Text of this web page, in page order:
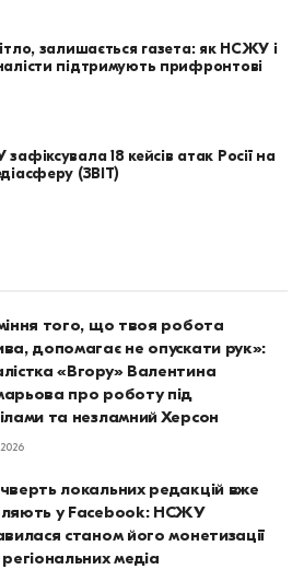
залишається газета: як НСЖУ і
підтримують прифронтові
18 кейсів атак Росії на
(ЗВІТ)
того, що твоя робота
допомагає не опускати рук»:
«Вгору» Валентина
про роботу під
та незламний Херсон
локальних редакцій вже
у Facebook: НСЖУ
станом його монетизації
медіа